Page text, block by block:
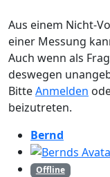
Aus einem Nicht-
einer Messung
Auch wenn als
deswegen
BitteAnmelden
beizutreten.
Bernd
Offline